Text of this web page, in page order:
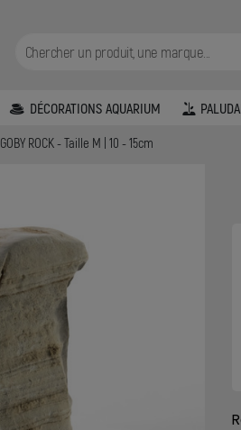
DÉCORATIONS AQUARIUM
GOBY ROCK - Taille M | 10 - 15cm